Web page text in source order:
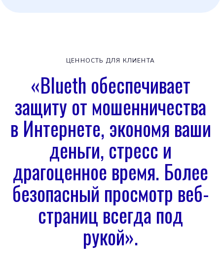
ЦЕННОСТЬ ДЛЯ КЛИЕНТА
«Blueth обеспечивает
защиту от мошенничества
в Интернете, экономя ваши
деньги, стресс и
драгоценное время. Более
безопасный просмотр веб-
страниц всегда под
рукой».